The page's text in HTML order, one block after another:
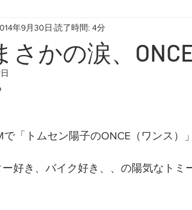
さかの涙、
年9月30日 読了時間: 4分
「トムセン陽子のONCE（ワンス）」
好き、バイク好き、、の陽気なトミ